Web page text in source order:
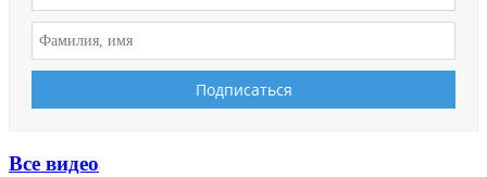
Все видео